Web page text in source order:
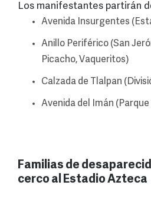
Los manifestantes partirán
Avenida Insurgentes
Anillo Periférico (San
Picacho, Vaqueritos)
Calzada de Tlalpan
Avenida del Imán
Familias de
cerco al Estadio Azteca